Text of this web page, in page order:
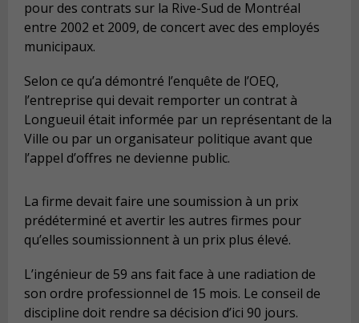
pour des contrats sur la Rive-Sud de Montréal
entre 2002 et 2009, de concert avec des employés
municipaux.
Selon ce qu’a démontré l’enquête de l’OEQ,
l’entreprise qui devait remporter un contrat à
Longueuil était informée par un représentant de la
Ville ou par un organisateur politique avant que
l’appel d’offres ne devienne public.
La firme devait faire une soumission à un prix
prédéterminé et avertir les autres firmes pour
qu’elles soumissionnent à un prix plus élevé.
L’ingénieur de 59 ans fait face à une radiation de
son ordre professionnel de 15 mois. Le conseil de
discipline doit rendre sa décision d’ici 90 jours.